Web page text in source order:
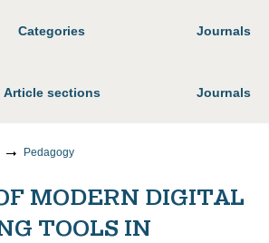
Categories Journals
Article sections Journals
Pedagogy
MODERN DIGITAL
TOOLS IN